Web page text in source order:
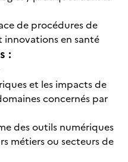
de procédures de
en santé
:
et les impacts de
concernés par
des outils numériques
métiers ou secteurs de